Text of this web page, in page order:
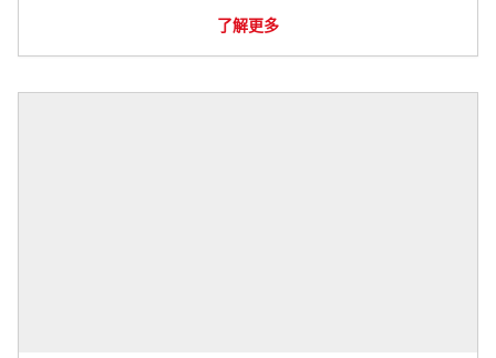
了解更多